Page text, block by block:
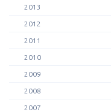
2013
2012
2011
2010
2009
2008
2007